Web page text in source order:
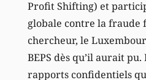
Profit Shifting) et
globale contre la fraude
chercheur, le
BEPS dès qu’il aurait pu.
rapports confidentiels